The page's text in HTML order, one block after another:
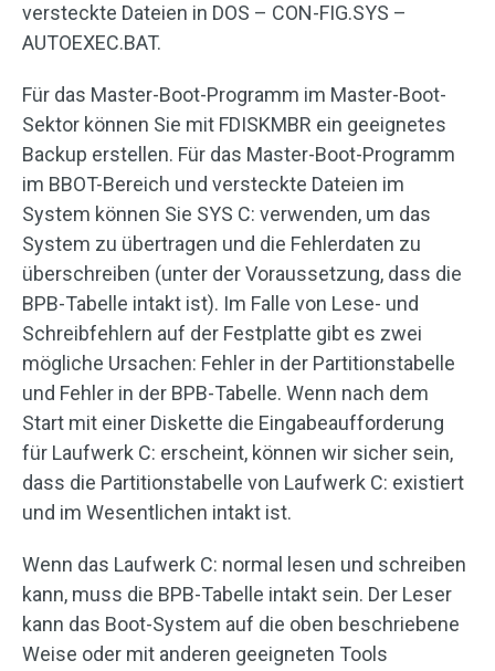
versteckte Dateien in DOS – CON-FIG.SYS –
AUTOEXEC.BAT.
Für das Master-Boot-Programm im Master-Boot-
Sektor können Sie mit FDISKMBR ein geeignetes
Backup erstellen. Für das Master-Boot-Programm
im BBOT-Bereich und versteckte Dateien im
System können Sie SYS C: verwenden, um das
System zu übertragen und die Fehlerdaten zu
überschreiben (unter der Voraussetzung, dass die
BPB-Tabelle intakt ist). Im Falle von Lese- und
Schreibfehlern auf der Festplatte gibt es zwei
mögliche Ursachen: Fehler in der Partitionstabelle
und Fehler in der BPB-Tabelle. Wenn nach dem
Start mit einer Diskette die Eingabeaufforderung
für Laufwerk C: erscheint, können wir sicher sein,
dass die Partitionstabelle von Laufwerk C: existiert
und im Wesentlichen intakt ist.
Wenn das Laufwerk C: normal lesen und schreiben
kann, muss die BPB-Tabelle intakt sein. Der Leser
kann das Boot-System auf die oben beschriebene
Weise oder mit anderen geeigneten Tools